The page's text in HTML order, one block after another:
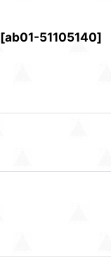
[ab01-51105140]